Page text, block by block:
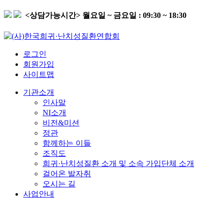
<상담가능시간> 월요일 ~ 금요일 : 09:30 ~ 18:30
로그인
회원가입
사이트맵
기관소개
인사말
NI소개
비전&미션
정관
함께하는 이들
조직도
희귀·난치성질환 소개 및 소속 가입단체 소개
걸어온 발자취
오시는 길
사업안내